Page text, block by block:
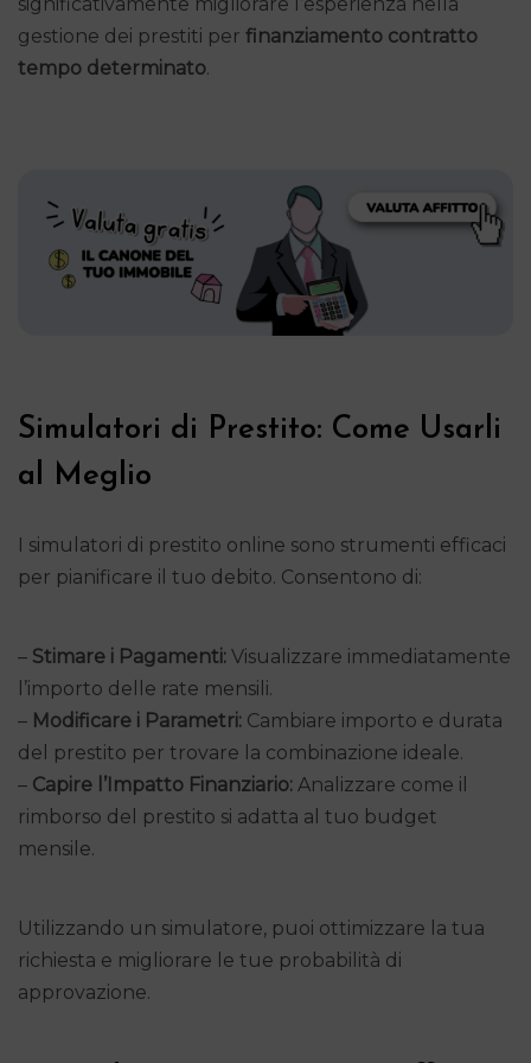
gestione dei prestiti per finanziamento contratto
tempo determinato.
Simulatori di Prestito: Come Usarli
al Meglio
I simulatori di prestito online sono strumenti efficaci
per pianificare il tuo debito. Consentono di:
– Stimare i Pagamenti: Visualizzare immediatamente
l’importo delle rate mensili.
– Modificare i Parametri: Cambiare importo e durata
del prestito per trovare la combinazione ideale.
– Capire l’Impatto Finanziario: Analizzare come il
rimborso del prestito si adatta al tuo budget
mensile.
Utilizzando un simulatore, puoi ottimizzare la tua
richiesta e migliorare le tue probabilità di
approvazione.